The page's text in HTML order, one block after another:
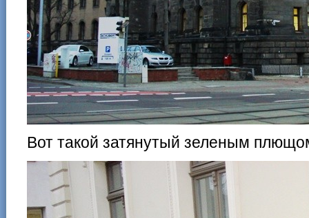
Вот такой затянутый зеленым